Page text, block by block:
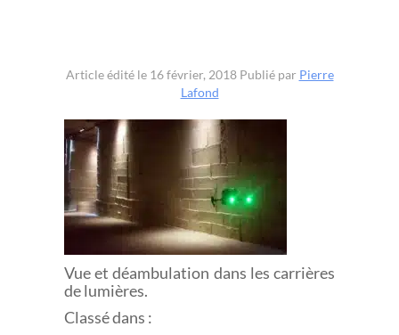
Article édité le 16 février, 2018 Publié par Pierre
Lafond
Vue et déambulation dans les carrières
de lumières.
Classé dans :